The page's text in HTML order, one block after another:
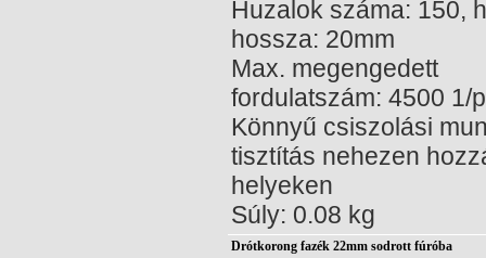
Huzalok száma: 150,
hossza: 20mm
Max. megengedett
fordulatszám: 4500 1/
Könnyű csiszolási
tisztítás nehezen
helyeken
Súly: 0.08 kg
Drótkorong fazék 22mm sodrott fúróba